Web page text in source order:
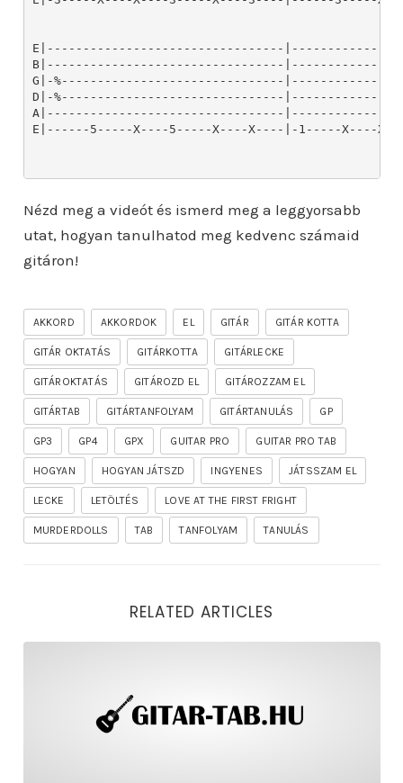
E|---------------------------------
B|---------------------------------
G|-%-------------------------------
D|-%-------------------------------
A|---------------------------------
E|------5-----X----5-----X----X----|-1-----X----
Nézd meg a videót és ismerd meg a leggyorsabb
utat, hogyan tanulhatod meg kedvenc számaid
gitáron!
AKKORD AKKORDOK EL GITÁR GITÁR KOTTA
GITÁR OKTATÁS GITÁRKOTTA GITÁRLECKE
GITÁROKTATÁS GITÁROZD EL GITÁROZZAM EL
GITÁRTAB GITÁRTANFOLYAM GITÁRTANULÁS GP
GP3 GP4 GPX GUITAR PRO GUITAR PRO TAB
HOGYAN HOGYAN JÁTSZD INGYENES JÁTSSZAM EL
LECKE LETÖLTÉS LOVE AT THE FIRST FRIGHT
MURDERDOLLS TAB TANFOLYAM TANULÁS
RELATED ARTICLES